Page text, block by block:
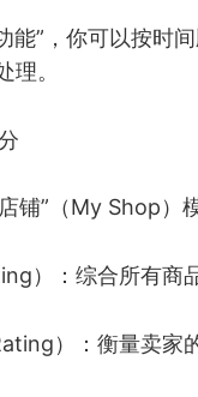
能”，你可以按时
理。
铺”（My Shop）
）：综合所有商
）：衡量卖家